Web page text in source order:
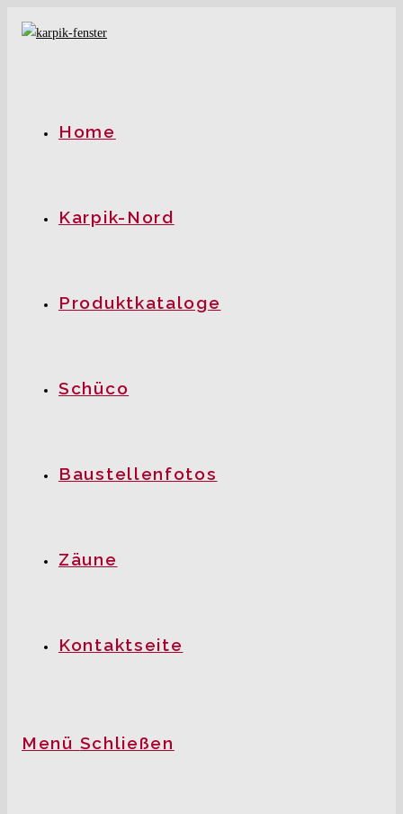
Inhalt
Home
Karpik-Nord
Produktkataloge
Schüco
Baustellenfotos
Zäune
Kontaktseite
Menü Schließen